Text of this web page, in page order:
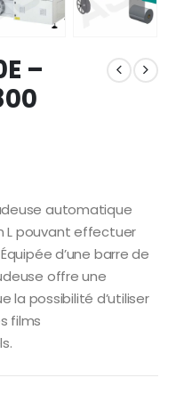
–
automatique
L pouvant effectuer
d’une barre de
offre une
la possibilité d’utiliser
films